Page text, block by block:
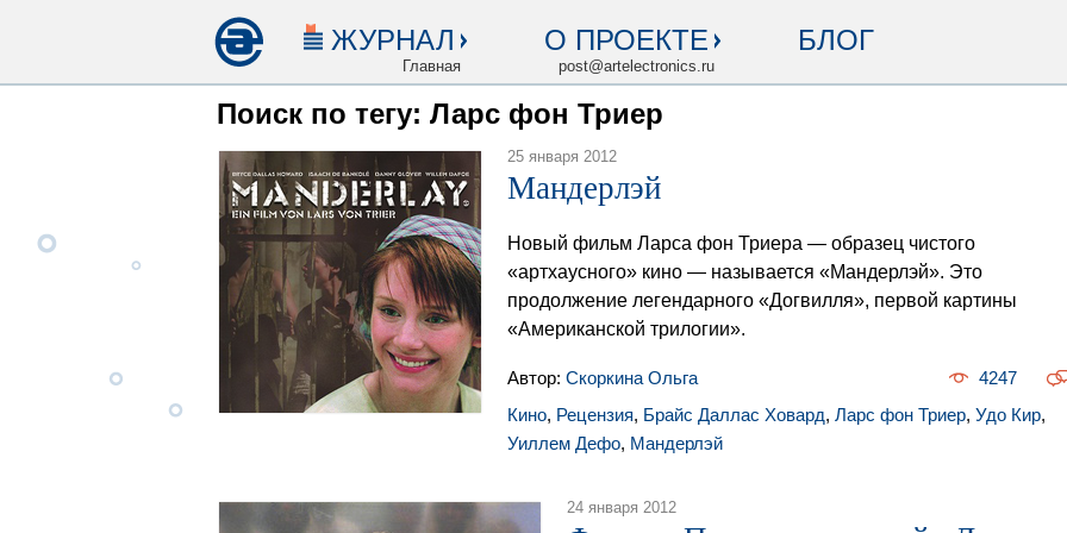
ЖУРНАЛ
Главная
О ПРОЕКТЕ
post@artelectronics.ru
БЛОГ
Поиск по тегу: Ларс фон Триер
25 января 2012
Мандерлэй
Новый фильм Ларса фон Триера — образец чистого
«артхаусного» кино — называется «Мандерлэй». Это
продолжение легендарного «Догвилля», первой картины
«Американской трилогии».
Автор: Скоркина Ольга
4247
Кино, Рецензия, Брайс Даллас Ховард, Ларс фон Триер, Удо Кир,
Уиллем Дефо, Мандерлэй
24 января 2012